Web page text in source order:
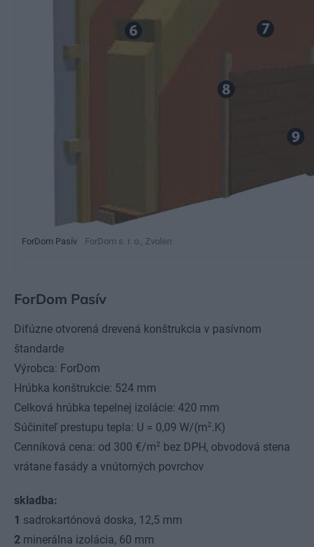
ForDom Pasív ForDom s. r. o., Zvolen
ForDom Pasív
Difúzne otvorená drevená konštrukcia v pasívnom
štandarde
Výrobca: ForDom
Hrúbka konštrukcie: 524 mm
Celková hrúbka tepelnej izolácie: 420 mm
Súčiniteľ prestupu tepla: U = 0,09 W/(m2.K)
Cenníková cena: od 300 €/m2 bez DPH, obvodová stena
vrátane fasády a vnútorných povrchov
skladba:
1 sadrokartónová doska, 12,5 mm
2 minerálna izolácia, 60 mm